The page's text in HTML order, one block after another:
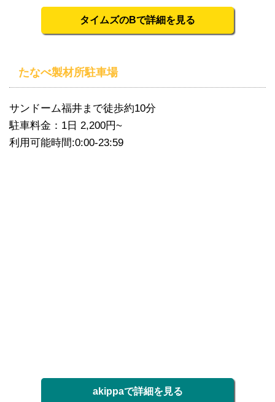
タイムズのBで詳細を見る
たなべ製材所駐車場
サンドーム福井まで徒歩約10分
駐車料金：1日 2,200円~
利用可能時間:0:00-23:59
akippaで詳細を見る